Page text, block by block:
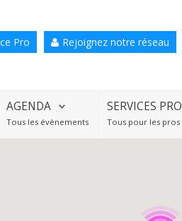
Pro Rejoignez notre réseau
AGENDA
Tous les évènements
SERVICES PRO
Tous pour les pros